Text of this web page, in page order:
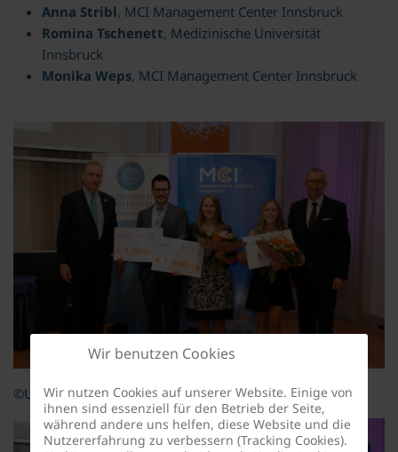
Anna Stribl, MCI Management Center Innsbruck
Romina Tschenett, Medizinische Universität
Innsbruck
Monika Weps, MCI Management Center Innsbruck
©Universität Innsbruck
Wir benutzen Cookies
Wir nutzen Cookies auf unserer Website. Einige von
ihnen sind essenziell für den Betrieb der Seite,
während andere uns helfen, diese Website und die
Nutzererfahrung zu verbessern (Tracking Cookies).